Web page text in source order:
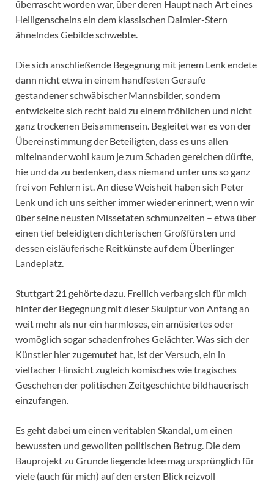
überrascht worden war, über deren Haupt nach Art eines
Heiligenscheins ein dem klassischen Daimler-Stern
ähnelndes Gebilde schwebte.
Die sich anschließende Begegnung mit jenem Lenk endete
dann nicht etwa in einem handfesten Geraufe
gestandener schwäbischer Mannsbilder, sondern
entwickelte sich recht bald zu einem fröhlichen und nicht
ganz trockenen Beisammensein. Begleitet war es von der
Übereinstimmung der Beteiligten, dass es uns allen
miteinander wohl kaum je zum Schaden gereichen dürfte,
hie und da zu bedenken, dass niemand unter uns so ganz
frei von Fehlern ist. An diese Weisheit haben sich Peter
Lenk und ich uns seither immer wieder erinnert, wenn wir
über seine neusten Missetaten schmunzelten – etwa über
einen tief beleidigten dichterischen Großfürsten und
dessen eisläuferische Reitkünste auf dem Überlinger
Landeplatz.
Stuttgart 21 gehörte dazu. Freilich verbarg sich für mich
hinter der Begegnung mit dieser Skulptur von Anfang an
weit mehr als nur ein harmloses, ein amüsiertes oder
womöglich sogar schadenfrohes Gelächter. Was sich der
Künstler hier zugemutet hat, ist der Versuch, ein in
vielfacher Hinsicht zugleich komisches wie tragisches
Geschehen der politischen Zeitgeschichte bildhauerisch
einzufangen.
Es geht dabei um einen veritablen Skandal, um einen
bewussten und gewollten politischen Betrug. Die dem
Bauprojekt zu Grunde liegende Idee mag ursprünglich für
viele (auch für mich) auf den ersten Blick reizvoll